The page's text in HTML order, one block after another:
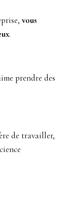
vous
.
prendre des
de travailler,